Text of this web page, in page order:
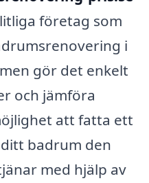
företag som
i
gör det enkelt
och jämföra
att fatta ett
badrum den
med hjälp av